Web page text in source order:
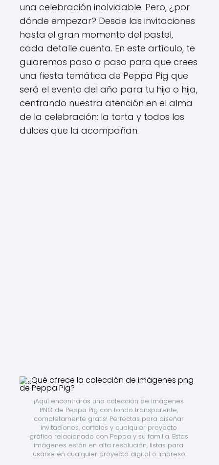
una celebración inolvidable. Pero, ¿por
dónde empezar? Desde las invitaciones
hasta el gran momento del pastel,
cada detalle cuenta. En este artículo, te
guiaremos paso a paso para que crees
una fiesta temática de Peppa Pig que
será el evento del año para tu hijo o hija,
centrando nuestra atención en el alma
de la celebración: la torta y todos los
dulces que la acompañan.
¡Aquí encontrarás una colección de imágenes
PNG de Peppa Pig con fondo transparente,
completamente gratis! Perfectas para diseñar
invitaciones, carteles y cualquier proyecto
gráfico relacionado con Peppa y su familia. Estas
imágenes están en alta resolución, listas para
usarse en cualquier proyecto digital o impreso.